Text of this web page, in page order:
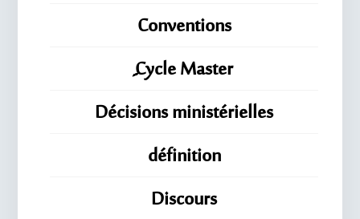
Conventions
ِِِCycle Master
Décisions ministérielles
définition
Discours